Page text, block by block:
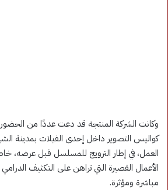
وكانت الشركة المنتجة قد دعت عددًا من الحضور
كواليس التصوير داخل إحدى الفيلات بمدينة
العمل، في إطار الترويج للمسلسل قبل عرضه،
الأعمال القصيرة التي تراهن على التكثيف
مباشرة ومؤثرة.